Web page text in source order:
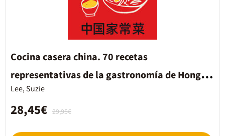
Cocina casera china. 70 recetas
representativas de la gastronomía de Hong
Kong
Lee, Suzie
29,95€
28,45€